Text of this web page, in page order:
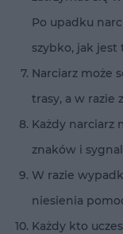
Po upadku
szybko, jak jest
Narciarz może
trasy, a w razie
Każdy narciarz
znaków i
W razie
niesienia
Każdy kto